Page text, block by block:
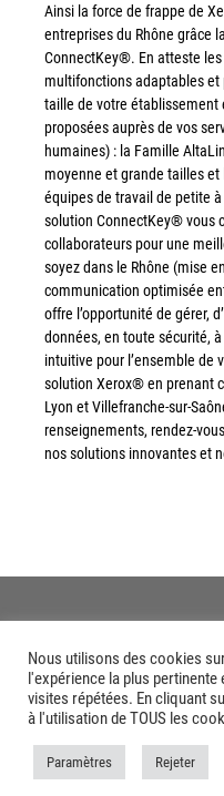
Ainsi la force de frappe de
entreprises du Rhône grâce
ConnectKey®. En atteste
multifonctions adaptables et
taille de votre établissement
proposées auprès de vos
humaines) : la Famille
moyenne et grande tailles
équipes de travail de petite
solution ConnectKey® vous
collaborateurs pour une
soyez dans le Rhône (mise
communication optimisée
offre l’opportunité de gérer,
données, en toute sécurité,
intuitive pour l’ensemble de
solution Xerox® en prenant
Lyon et Villefranche-sur-
renseignements, rendez-
nos solutions innovantes et
Nous utilisons des cookies
l'expérience la plus
visites répétées. En cliquant
à l'utilisation de TOUS les
Paramètres Rejeter